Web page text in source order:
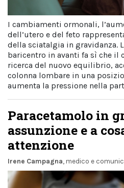
I cambiamenti ormonali,
dell’utero e del feto
della sciatalgia in gravidanza.
baricentro in avanti fa sì che il
ricerca del nuovo equilibrio,
colonna lombare in una
aumenta la pressione nella
Paracetamolo in
assunzione e a
attenzione
Irene Campagna , medico e